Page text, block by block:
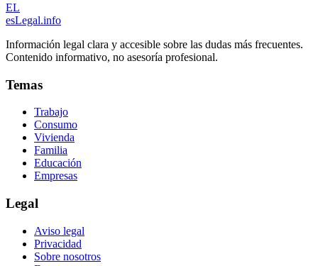
EL
esLegal.info
Información legal clara y accesible sobre las dudas más frecuentes.
Contenido informativo, no asesoría profesional.
Temas
Trabajo
Consumo
Vivienda
Familia
Educación
Empresas
Legal
Aviso legal
Privacidad
Sobre nosotros